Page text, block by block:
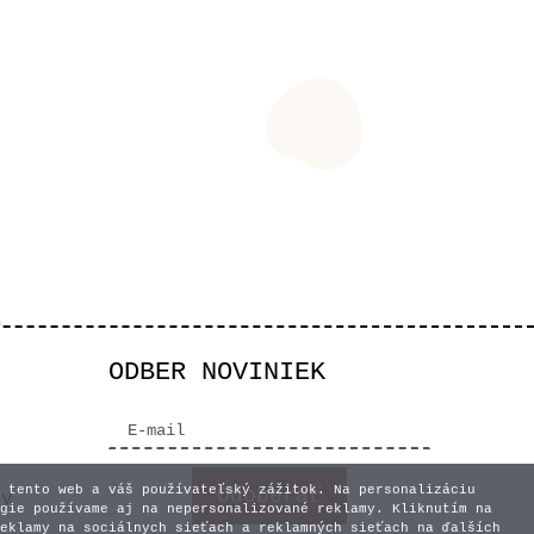
ODBER NOVINIEK
tento web a váš používateľský zážitok. Na personalizáciu
používame aj na nepersonalizované reklamy. Kliknutím na
na sociálnych sieťach a reklamných sieťach na ďalších